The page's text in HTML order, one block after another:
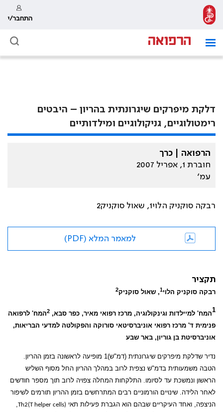
התחבר/י
דלקת מיפרקים שיגרונתית בהריון – היבטים
רימטולוגיים, גניקולוגיים ומילדותיים
הרפואה | כרך
חוברת 1, אפריל 2007
עמ׳
רבקה סוקניק הלוי1, שאול סוקניק2
למאמר המלא (PDF)
תקציר
רבקה סוקניק הלוי1, שאול סוקניק2
1המח' למיילדות וגינקולוגיה, מרכז רפואי מאיר, כפר סבא, 2המח' לרפואה
פנימית ד' מרכז רפואי אוניברסיטאי סורוקה והפקולטה למדעי הבריאות,
אוניברסיטת בן גוריון, באר שבע
נדיר שדלקת מיפרקים שיגרונתית (דמ"ש)1 מופיעה לראשונה בזמן ההריון.
הטבה משמעותית בדמ"ש נצפית לרוב במהלך ההריון החל מסוף השליש
הראשון ונמשכת עד לסיומו. התלקחות המחלה צפויה לרוב תוך מספר חודשים
לאחר הלידה. שינויים הורמוניים רבים המתרחשים בזמן ההריון תורמים לשיפור
הניצפה, ואחד העיקריים שבהם הוא הגברת פעילות תאי Th2(T helper cells)